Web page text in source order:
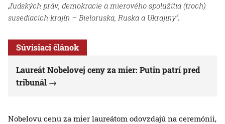
„ľudských práv, demokracie a mierového spolužitia (troch)
susediacich krajín – Bieloruska, Ruska a Ukrajiny“.
Súvisiaci článok
Laureát Nobelovej ceny za mier: Putin patrí pred
tribunál
Nobelovu cenu za mier laureátom odovzdajú na ceremónii,